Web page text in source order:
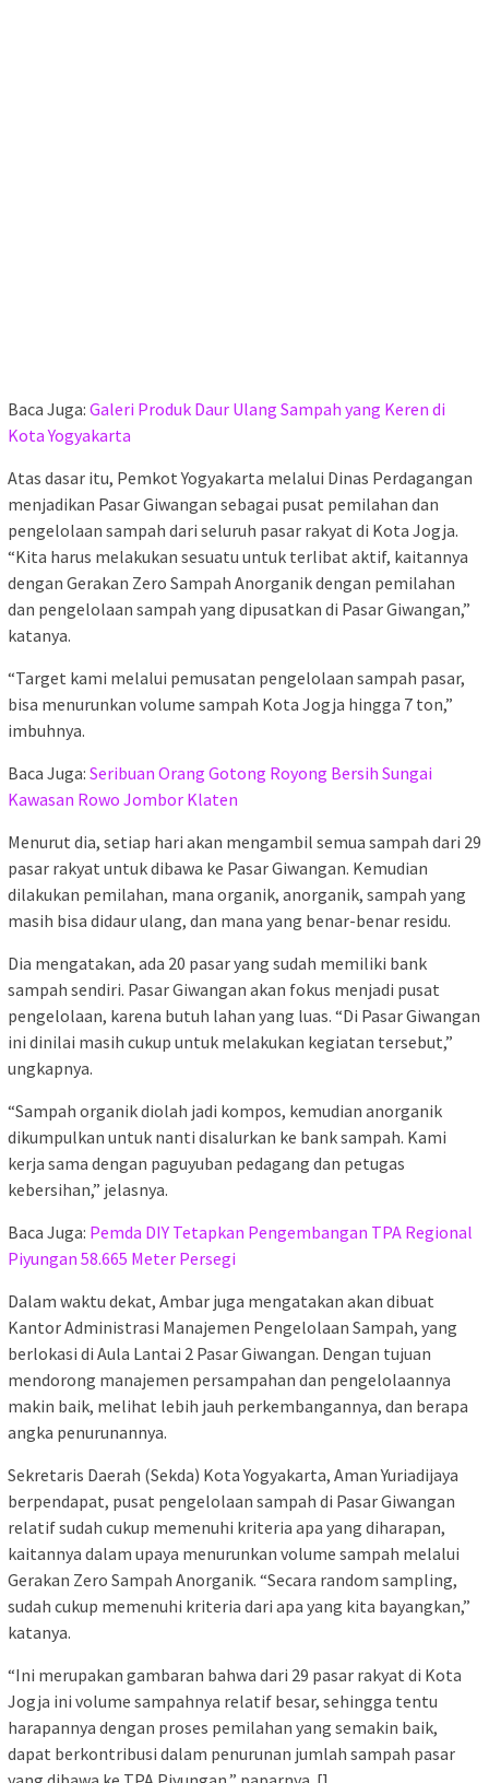
Baca Juga: Galeri Produk Daur Ulang Sampah yang Keren di
Kota Yogyakarta
Atas dasar itu, Pemkot Yogyakarta melalui Dinas Perdagangan
menjadikan Pasar Giwangan sebagai pusat pemilahan dan
pengelolaan sampah dari seluruh pasar rakyat di Kota Jogja.
“Kita harus melakukan sesuatu untuk terlibat aktif, kaitannya
dengan Gerakan Zero Sampah Anorganik dengan pemilahan
dan pengelolaan sampah yang dipusatkan di Pasar Giwangan,”
katanya.
“Target kami melalui pemusatan pengelolaan sampah pasar,
bisa menurunkan volume sampah Kota Jogja hingga 7 ton,”
imbuhnya.
Baca Juga: Seribuan Orang Gotong Royong Bersih Sungai
Kawasan Rowo Jombor Klaten
Menurut dia, setiap hari akan mengambil semua sampah dari 29
pasar rakyat untuk dibawa ke Pasar Giwangan. Kemudian
dilakukan pemilahan, mana organik, anorganik, sampah yang
masih bisa didaur ulang, dan mana yang benar-benar residu.
Dia mengatakan, ada 20 pasar yang sudah memiliki bank
sampah sendiri. Pasar Giwangan akan fokus menjadi pusat
pengelolaan, karena butuh lahan yang luas. “Di Pasar Giwangan
ini dinilai masih cukup untuk melakukan kegiatan tersebut,”
ungkapnya.
“Sampah organik diolah jadi kompos, kemudian anorganik
dikumpulkan untuk nanti disalurkan ke bank sampah. Kami
kerja sama dengan paguyuban pedagang dan petugas
kebersihan,” jelasnya.
Baca Juga: Pemda DIY Tetapkan Pengembangan TPA Regional
Piyungan 58.665 Meter Persegi
Dalam waktu dekat, Ambar juga mengatakan akan dibuat
Kantor Administrasi Manajemen Pengelolaan Sampah, yang
berlokasi di Aula Lantai 2 Pasar Giwangan. Dengan tujuan
mendorong manajemen persampahan dan pengelolaannya
makin baik, melihat lebih jauh perkembangannya, dan berapa
angka penurunannya.
Sekretaris Daerah (Sekda) Kota Yogyakarta, Aman Yuriadijaya
berpendapat, pusat pengelolaan sampah di Pasar Giwangan
relatif sudah cukup memenuhi kriteria apa yang diharapan,
kaitannya dalam upaya menurunkan volume sampah melalui
Gerakan Zero Sampah Anorganik. “Secara random sampling,
sudah cukup memenuhi kriteria dari apa yang kita bayangkan,”
katanya.
“Ini merupakan gambaran bahwa dari 29 pasar rakyat di Kota
Jogja ini volume sampahnya relatif besar, sehingga tentu
harapannya dengan proses pemilahan yang semakin baik,
dapat berkontribusi dalam penurunan jumlah sampah pasar